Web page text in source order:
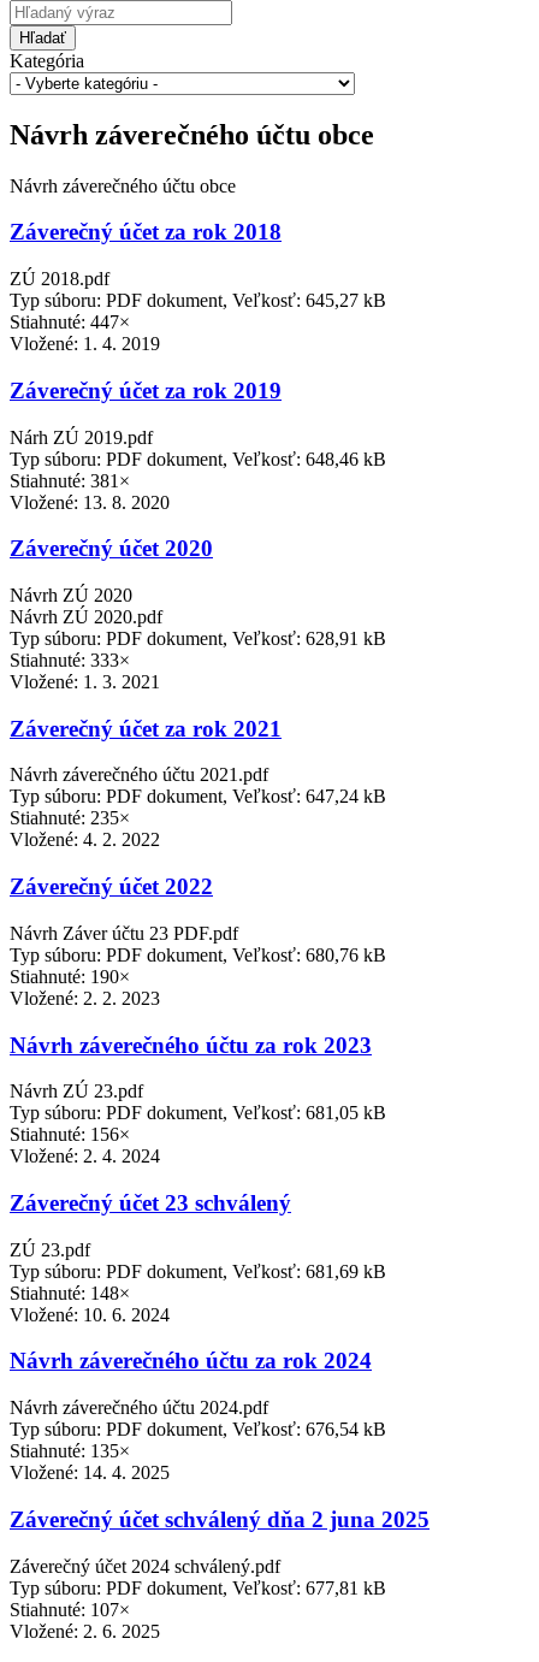
Hľadať
Kategória
Návrh záverečného účtu obce
Návrh záverečného účtu obce
Záverečný účet za rok 2018
ZÚ 2018.pdf
Typ súboru: PDF dokument, Veľkosť: 645,27 kB
Stiahnuté: 447×
Vložené: 1. 4. 2019
Záverečný účet za rok 2019
Nárh ZÚ 2019.pdf
Typ súboru: PDF dokument, Veľkosť: 648,46 kB
Stiahnuté: 381×
Vložené: 13. 8. 2020
Záverečný účet 2020
Návrh ZÚ 2020
Návrh ZÚ 2020.pdf
Typ súboru: PDF dokument, Veľkosť: 628,91 kB
Stiahnuté: 333×
Vložené: 1. 3. 2021
Záverečný účet za rok 2021
Návrh záverečného účtu 2021.pdf
Typ súboru: PDF dokument, Veľkosť: 647,24 kB
Stiahnuté: 235×
Vložené: 4. 2. 2022
Záverečný účet 2022
Návrh Záver účtu 23 PDF.pdf
Typ súboru: PDF dokument, Veľkosť: 680,76 kB
Stiahnuté: 190×
Vložené: 2. 2. 2023
Návrh záverečného účtu za rok 2023
Návrh ZÚ 23.pdf
Typ súboru: PDF dokument, Veľkosť: 681,05 kB
Stiahnuté: 156×
Vložené: 2. 4. 2024
Záverečný účet 23 schválený
ZÚ 23.pdf
Typ súboru: PDF dokument, Veľkosť: 681,69 kB
Stiahnuté: 148×
Vložené: 10. 6. 2024
Návrh záverečného účtu za rok 2024
Návrh záverečného účtu 2024.pdf
Typ súboru: PDF dokument, Veľkosť: 676,54 kB
Stiahnuté: 135×
Vložené: 14. 4. 2025
Záverečný účet schválený dňa 2 juna 2025
Záverečný účet 2024 schválený.pdf
Typ súboru: PDF dokument, Veľkosť: 677,81 kB
Stiahnuté: 107×
Vložené: 2. 6. 2025